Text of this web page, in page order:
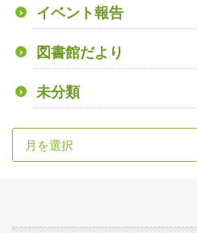
イベント報告
図書館だより
未分類